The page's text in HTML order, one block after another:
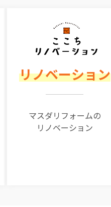
リノベーション
マスダリフォームの
リノベーション